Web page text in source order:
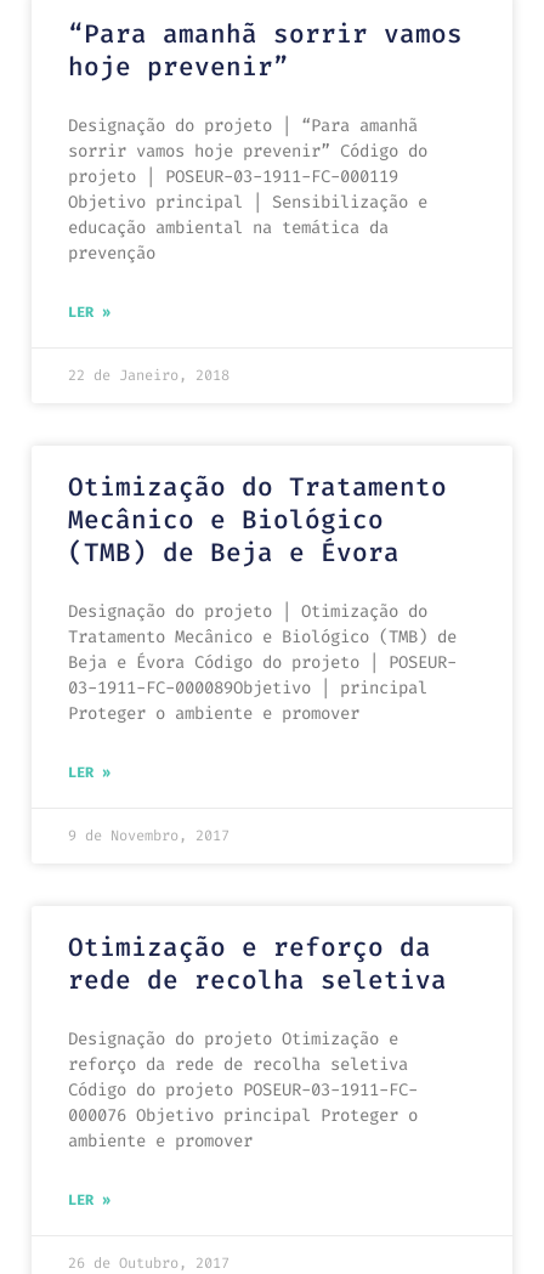
“Para amanhã sorrir vamos
hoje prevenir”
Designação do projeto | “Para amanhã
sorrir vamos hoje prevenir” Código do
projeto | POSEUR-03-1911-FC-000119
Objetivo principal | Sensibilização e
educação ambiental na temática da
prevenção
LER »
22 de Janeiro, 2018
Otimização do Tratamento
Mecânico e Biológico
(TMB) de Beja e Évora
Designação do projeto | Otimização do
Tratamento Mecânico e Biológico (TMB) de
Beja e Évora Código do projeto | POSEUR-
03-1911-FC-000089Objetivo | principal
Proteger o ambiente e promover
LER »
9 de Novembro, 2017
Otimização e reforço da
rede de recolha seletiva
Designação do projeto Otimização e
reforço da rede de recolha seletiva
Código do projeto POSEUR-03-1911-FC-
000076 Objetivo principal Proteger o
ambiente e promover
LER »
26 de Outubro, 2017